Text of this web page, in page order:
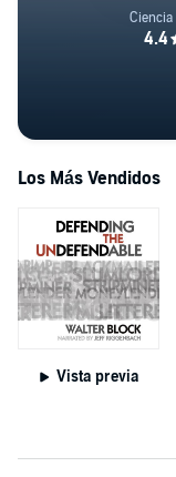
Los Más Vendidos
Vista previa